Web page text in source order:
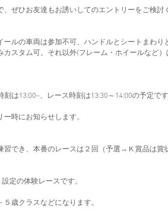
ぜひお友達もお誘いしてのエントリーをご検討
ルの車両は参加不可、ハンドルとシートまわり
スタム可。それ以外(フレーム・ホイールなど）
は13:00~、レース時刻は13:30～14:00の予定です
時にお知らせします。
習でき、本番のレースは２回（予選→Ｋ賞品は賞
定の体験レースです。
歳クラスなどになります。